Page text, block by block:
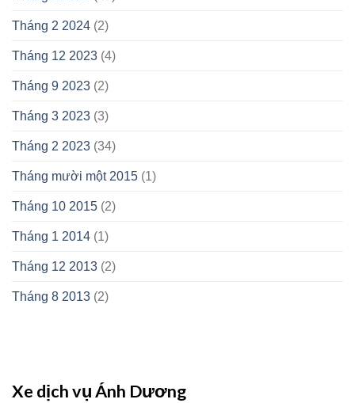
Tháng 2 2024 (2)
Tháng 12 2023 (4)
Tháng 9 2023 (2)
Tháng 3 2023 (3)
Tháng 2 2023 (34)
Tháng mười một 2015 (1)
Tháng 10 2015 (2)
Tháng 1 2014 (1)
Tháng 12 2013 (2)
Tháng 8 2013 (2)
Xe dịch vụ Ánh Dương